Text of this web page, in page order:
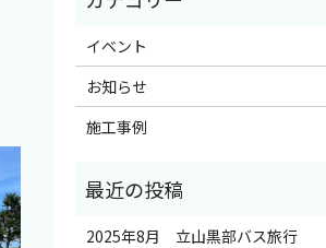
イベント
お知らせ
施工事例
2025年8月 立山黒部バス旅行